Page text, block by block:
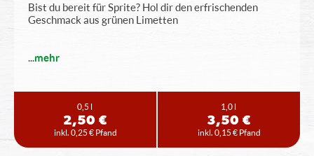
Bist du bereit für Sprite? Hol dir den erfrischenden
Geschmack aus grünen Limetten
...mehr
0,5 l
2,50 €
inkl. 0,25 € Pfand
1,0 l
3,50 €
inkl. 0,15 € Pfand